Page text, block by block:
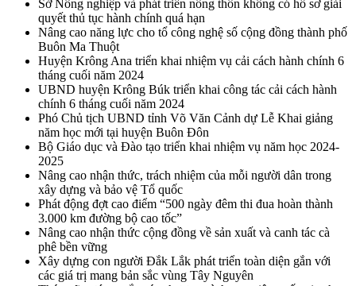
Sở Nông nghiệp và phát triển nông thôn không có hồ sơ giải
quyết thủ tục hành chính quá hạn
Nâng cao năng lực cho tổ công nghệ số cộng đồng thành phố
Buôn Ma Thuột
Huyện Krông Ana triển khai nhiệm vụ cải cách hành chính 6
tháng cuối năm 2024
UBND huyện Krông Búk triển khai công tác cải cách hành
chính 6 tháng cuối năm 2024
Phó Chủ tịch UBND tỉnh Võ Văn Cảnh dự Lễ Khai giảng
năm học mới tại huyện Buôn Đôn
Bộ Giáo dục và Đào tạo triển khai nhiệm vụ năm học 2024-
2025
Nâng cao nhận thức, trách nhiệm của mỗi người dân trong
xây dựng và bảo vệ Tổ quốc
Phát động đợt cao điểm “500 ngày đêm thi đua hoàn thành
3.000 km đường bộ cao tốc”
Nâng cao nhận thức cộng đồng về sản xuất và canh tác cà
phê bền vững
Xây dựng con người Đắk Lắk phát triển toàn diện gắn với
các giá trị mang bản sắc vùng Tây Nguyên